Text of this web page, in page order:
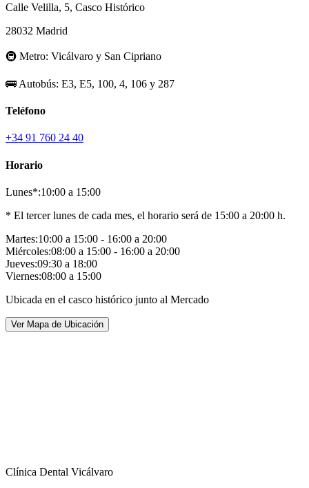
Calle Velilla, 5, Casco Histórico
28032 Madrid
🚇 Metro: Vicálvaro y San Cipriano
🚌 Autobús: E3, E5, 100, 4, 106 y 287
Teléfono
+34 91 760 24 40
Horario
Lunes*:10:00 a 15:00
* El tercer lunes de cada mes, el horario será de 15:00 a 20:00 h.
Martes:10:00 a 15:00 - 16:00 a 20:00
Miércoles:08:00 a 15:00 - 16:00 a 20:00
Jueves:09:30 a 18:00
Viernes:08:00 a 15:00
Ubicada en el casco histórico junto al Mercado
Ver Mapa de Ubicación
Clínica Dental Vicálvaro